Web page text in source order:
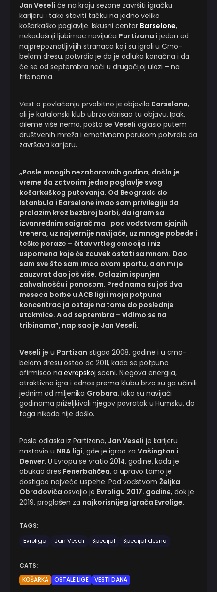
Jan Veseli će na kraju sezone završiti igračku
karijeru i tako staviti tačku na jedno veliko
košarkaško poglavlje. Iskusni centar Barselone,
nekadašnji ljubimac navijača Partizana i jedan od
najprepoznatljivijih stranaca koji su igrali u Crno-
belom dresu, potvrdio je da je odluka konačna i da
će se od septembra naći u drugačijoj ulozi – na
tribinama.
Vest o povlačenju prvobitno je objavila Barselona,
ali je katalonski klub ubrzo obrisao tu objavu. Ipak,
dileme više nema, pošto se Veseli oglasio putem
društvenih mreža i emotivnom porukom potvrdio da
završava karijeru.
„Posle mnogih nezaboravnih godina, došlo je
vreme da zatvorim jedno poglavlje svog
košarkaškog putovanja. Od Beograda do
Istanbula i Barselone imao sam privilegiju da
prolazim kroz bezbroj borbi, da igram sa
izvanrednim saigračima i pod vođstvom sjajnih
trenera, uz najvernije navijače, uz mnoge pobede i
teške poraze – čitav vrtlog emocija i niz
uspomena koje će zauvek ostati sa mnom. Dao
sam sve što sam imao ovom sportu, a on mi je
zauzvrat dao još više. Odlazim ispunjen
zahvalnošću i ponosom. Pred nama su još dva
meseca borbe u ACB ligi i moja potpuna
koncentracija ostaje na tome do poslednje
utakmice. A od septembra – vidimo se na
tribinama”, napisao je Jan Veseli.
Veseli je u Partizan stigao 2008. godine i u crno-
belom dresu ostao do 2011, kada se potpuno
afirmisao na evropskoj sceni. Njegova energija,
atraktivna igra i odnos prema klubu brzo su ga učinili
jednim od miljenika Grobara. Iako su navijači
godinama priželjkivali njegov povratak u Humsku, do
toga nikada nije došlo.
Posle odlaska iz Partizana, Jan Veseli je karijeru
nastavio u NBA ligi, gde je igrao za Vašington i
Denver. U Evropu se vratio 2014. godine, kada je
obukao dres Fenerbahčea, a upravo tamo je
dostigao najveće uspehe. Pod vođstvom Željka
Obradovića osvojio je Evroligu 2017. godine, dok je
2019. proglašen za najkorisnijeg igrača Evrolige.
TAGS:
Evroliga
Jan Veseli Specijal Specijal desno
CATS:
KOŠARKA
OSTALE LIGE VESTI DANA